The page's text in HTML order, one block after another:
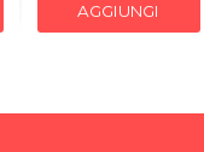
AGGIUNGI